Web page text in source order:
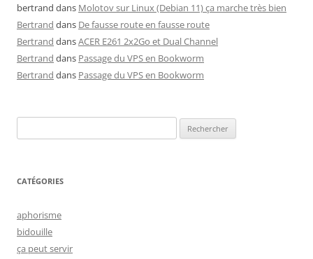
bertrand dans Molotov sur Linux (Debian 11) ça marche très bien
Bertrand dans De fausse route en fausse route
Bertrand dansACER E261 2x2Go et Dual Channel
Bertrand dans Passage du VPS en Bookworm
Bertrand dans Passage du VPS en Bookworm
CATÉGORIES
aphorisme
bidouille
ça peut servir